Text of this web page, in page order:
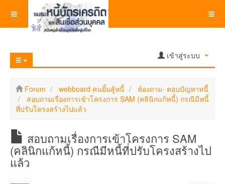
เข้าสู่ระบบ
Forum webboard คนยิ้มสู้หนี้
ห้องถาม- ตอบปัญหาหนี้
สอบถามเรื่องการเข้าโครงการ SAM (คลินิกแก้หนี้) กรณีมีหนี้
ที่ปรับโครงสร้างไปแล้ว
สอบถามเรื่องการเข้าโครงการ SAM
(คลินิกแก้หนี้) กรณีมีหนี้ที่ปรับโครงสร้างไป
แล้ว